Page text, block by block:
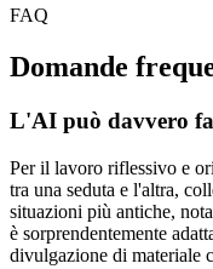
FAQ
Domande
L'AI può davvero
Per il lavoro riflessivo e
tra una seduta e l'altra,
situazioni più antiche,
è sorprendentemente
divulgazione di materiale